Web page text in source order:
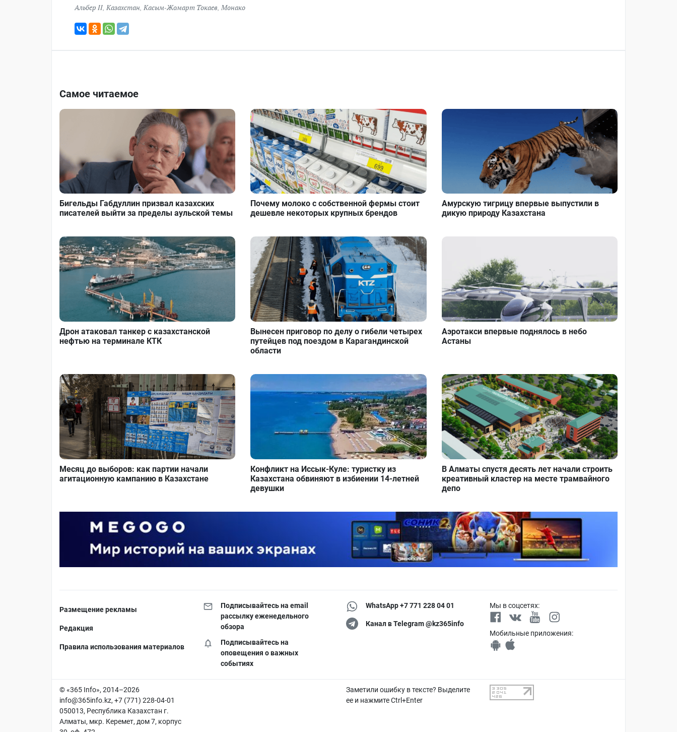
Альбер II Казахстан Касым-Жомарт Токаев Монако
Самое читаемое
Бигельды Габдуллин призвал казахских
писателей выйти за пределы аульской темы
Почему молоко с собственной фермы стоит
дешевле некоторых крупных брендов
Амурскую тигрицу впервые выпустили в
дикую природу Казахстана
Дрон атаковал танкер с казахстанской
нефтью на терминале КТК
Вынесен приговор по делу о гибели четырех
путейцев под поездом в Карагандинской
области
Аэротакси впервые поднялось в небо
Астаны
Месяц до выборов: как партии начали
агитационную кампанию в Казахстане
Конфликт на Иссык-Куле: туристку из
Казахстана обвиняют в избиении 14-летней
девушки
В Алматы спустя десять лет начали строить
креативный кластер на месте трамвайного
депо
Размещение рекламы
Редакция
Правила использования материалов
Подписывайтесь на email
рассылку еженедельного
обзора
Подписывайтесь на
оповещения о важных
событиях
WhatsApp +7 771 228 04 01
Канал в Telegram @kz365info
Мы в соцсетях:
Мобильные приложения:
© «365 Info», 2014–2026
info@365info.kz, +7 (771) 228-04-01
050013, Республика Казахстан г.
Алматы, мкр. Керемет, дом 7, корпус
Заметили ошибку в тексте? Выделите
ее и нажмите Ctrl+Enter